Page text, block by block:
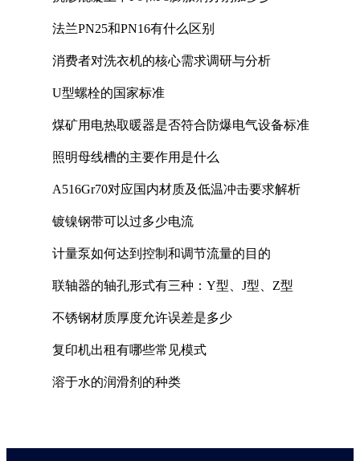
法兰PN25和PN16有什么区别
消费者对洗衣机的核心需求调研与分析
U型螺栓的国家标准
煤矿用电热取暖器是否符合防爆电气设备标准
照明母线槽的主要作用是什么
A516Gr70对应国内材质及低温冲击要求解析
镀镍钢带可以过多少电流
计量泵如何达到控制和调节流量的目的
联轴器的轴孔形式有三种：Y型、J型、Z型
不锈钢材质厚度允许误差是多少
复印机出租有哪些常见模式
溶于水的润滑剂的种类